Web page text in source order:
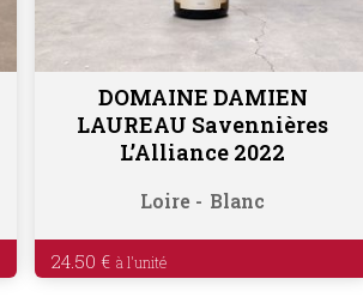
Ajouter au panier
DOMAINE DAMIEN
LAUREAU Savennières
L’Alliance 2022
Loire Blanc
24.50 €